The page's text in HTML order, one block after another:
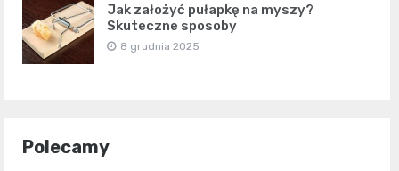
Jak założyć pułapkę na myszy?
Skuteczne sposoby
8 grudnia 2025
Polecamy